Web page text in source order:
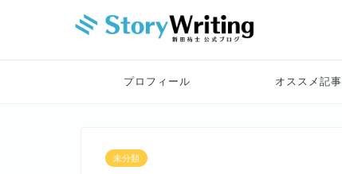
プロフィール オススメ記事
未分類